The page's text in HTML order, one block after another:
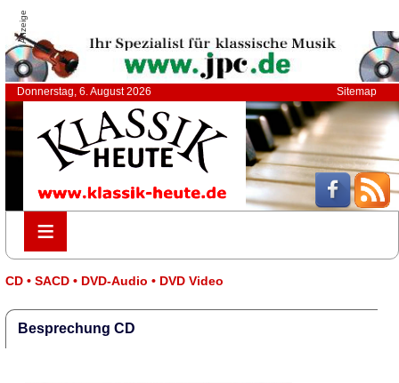
Anzeige
Donnerstag, 6. August 2026 Sitemap
≡
≡
CD • SACD • DVD-Audio • DVD Video
Besprechung CD